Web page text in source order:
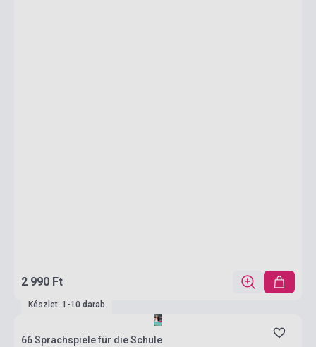
2 990 Ft
Készlet: 1-10 darab
66 Sprachspiele für die Schule